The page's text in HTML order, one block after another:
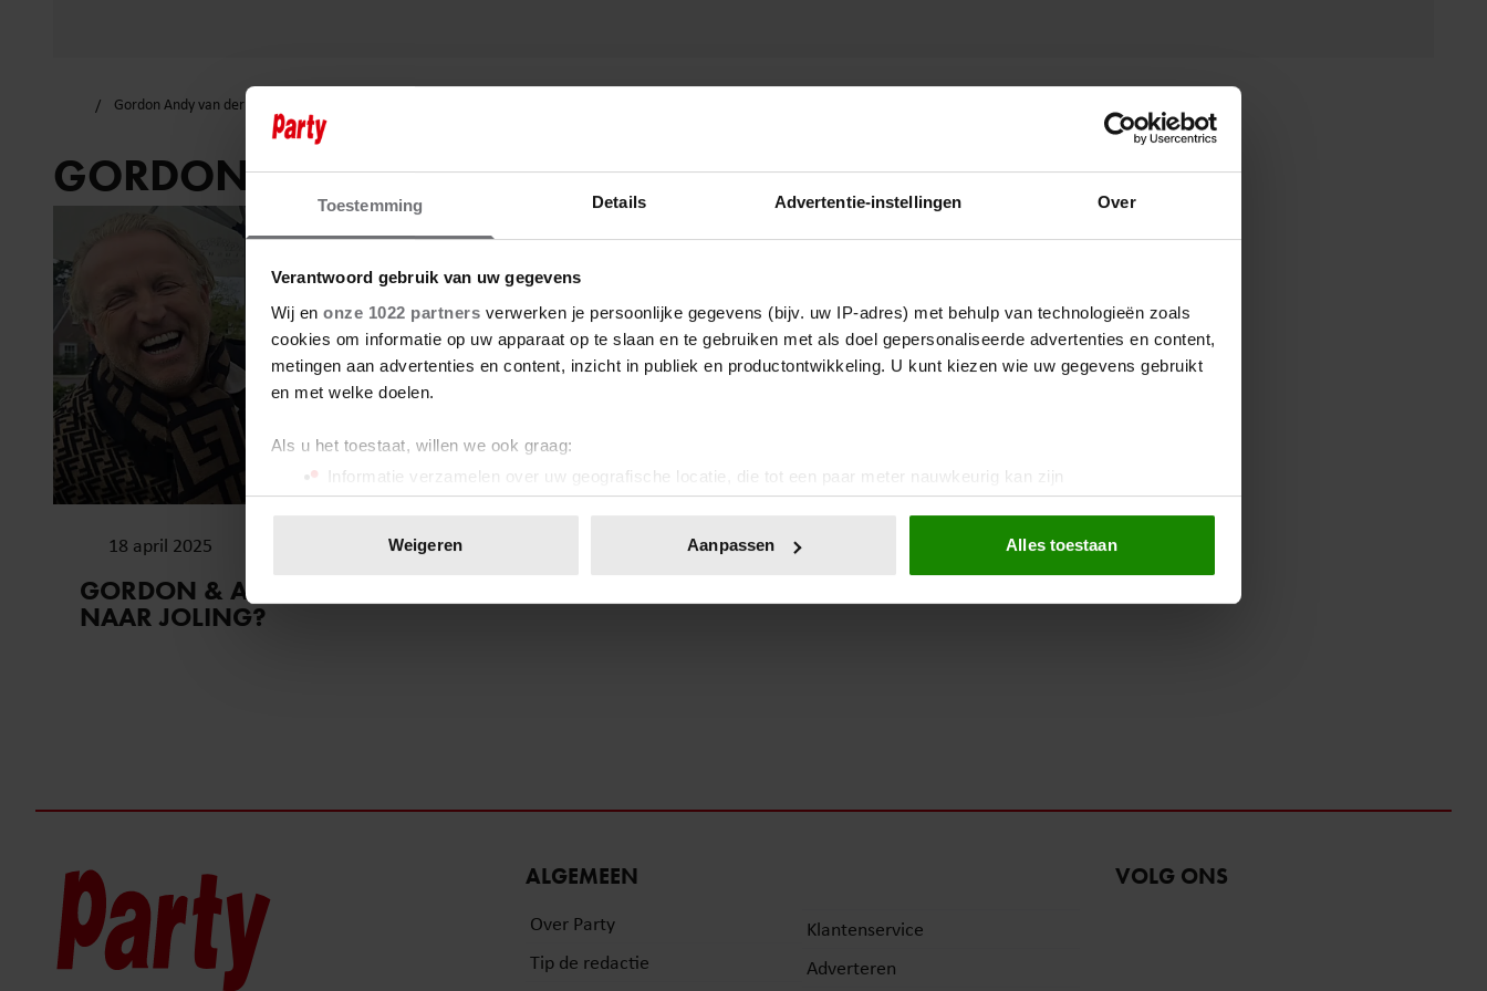
Toestemming Details Advertentie-instellingen Over
Verantwoord gebruik van uw gegevens
Wij en onze 1022 partners verwerken je persoonlijke gegevens (bijv. uw IP-adres) met behulp van technologieën zoals
cookies om informatie op uw apparaat op te slaan en te gebruiken met als doel gepersonaliseerde advertenties en content,
metingen aan advertenties en content, inzicht in publiek en productontwikkeling. U kunt kiezen wie uw gegevens gebruikt
en met welke doelen.
Als u het toestaat, willen we ook graag:
Informatie verzamelen over uw geografische locatie, die tot een paar meter nauwkeurig kan zijn
Uw apparaat identificeren door het actief te scannen op specifieke eigenschappen (fingerprinting)
toestemming op elk moment wijzigen of intrekken in de Cookieverklaring.
Weigeren Aanpassen Alles toestaan
Gordon Andy van der Meijde
GORDON ANDY VAN DER MEIJDE
18 april 2025
GORDON & ANDY: LANGE NEUS
NAAR JOLING?
ALGEMEEN
Over Party
Tip de redactie
Klantenservice
Adverteren
VOLG ONS